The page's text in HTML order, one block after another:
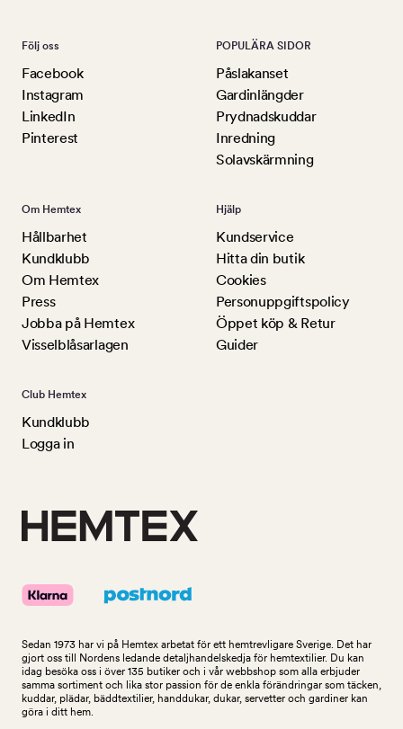
Följ oss
Facebook
Instagram
LinkedIn
Pinterest
POPULÄRA SIDOR
Påslakanset
Gardinlängder
Prydnadskuddar
Inredning
Solavskärmning
Om Hemtex
Hållbarhet
Kundklubb
Om Hemtex
Press
Jobba på Hemtex
Visselblåsarlagen
Hjälp
Kundservice
Hitta din butik
Cookies
Personuppgiftspolicy
Öppet köp & Retur
Guider
Club Hemtex
Kundklubb
Logga in
Sedan 1973 har vi på Hemtex arbetat för ett hemtrevligare Sverige. Det har
gjort oss till Nordens ledande detaljhandelskedja för hemtextilier. Du kan
idag besöka oss i över 135 butiker och i vår webbshop som alla erbjuder
samma sortiment och lika stor passion för de enkla förändringar som täcken,
kuddar, plädar, bäddtextilier, handdukar, dukar, servetter och gardiner kan
göra i ditt hem.